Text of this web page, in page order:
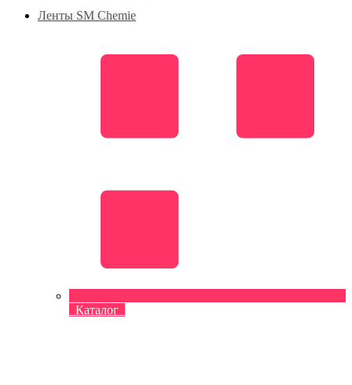
Ленты SM Chemie
Каталог